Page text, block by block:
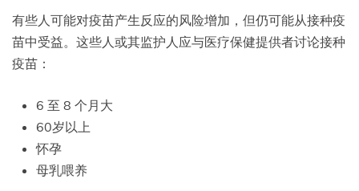
有些人可能对疫苗产生反应的风险增加，但仍可能从接种疫
苗中受益。这些人或其监护人应与医疗保健提供者讨论接种
疫苗：
6 至 8 个月大
60岁以上
怀孕
母乳喂养